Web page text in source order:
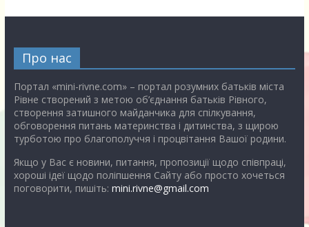
Про нас
Портал «mini-rivne.com» – портал розумних батьків міста
Рівне створений з метою об’єднання батьків Рівного,
створення затишного майданчика для спілкування,
обговорення питань материнства і дитинства, з щирою
турботою про благополуччя і процвітання Вашої родини.
Якщо у Вас є новини, питання, пропозиції щодо співпраці,
хороші ідеї щодо поліпшення Сайту або просто хочеться
поговорити, пишіть: mini.rivne@gmail.com